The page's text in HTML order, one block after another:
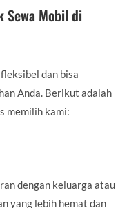
Sewa Mobil di
dan bisa
Anda. Berikut adalah
memilih kami:
dengan keluarga atau
yang lebih hemat dan